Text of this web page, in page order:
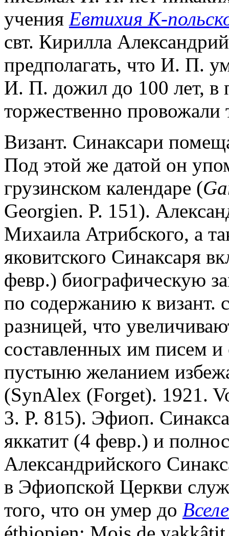
учения Евтихия К-
свт. Кирилла
предполагать, что И. П.
И. П. дожил до 100 лет, в
торжественно провожали
Визант. Синаксари
Под этой же датой он
грузинском календаре (
Georgien. P. 151).
Михаила Атрибского, а
яковитского Синаксаря
февр.) биографическую
по содержанию к визант.
разницей, что
составленных им писем и
пустыню желанием
(SynAlex (Forget). 1921.
3. P. 815). Эфиоп.
яккатит (4 февр.) и
Александрийского
в Эфиопской Церкви
того, что он умер до